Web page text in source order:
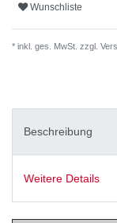
Wunschliste
* inkl. ges. MwSt. zzgl.
Beschreibung
Weitere Details